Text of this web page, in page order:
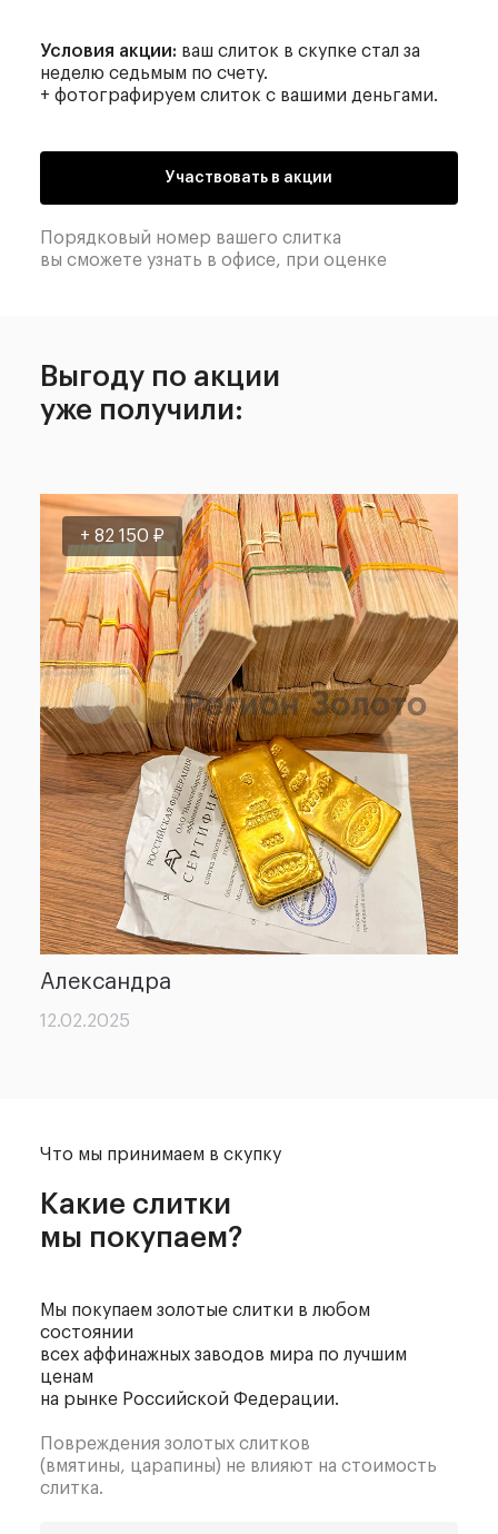
Условия акции: ваш слиток в скупке стал за
неделю седьмым по счету.
+ фотографируем слиток с вашими деньгами.
Участвовать в акции
Порядковый номер вашего слитка
вы сможете узнать в офисе, при оценке
Выгоду по акции
уже получили:
+ 32 860 ₽
Что мы принимаем в скупку
Какие слитки
мы покупаем?
Мы покупаем золотые слитки в любом
состоянии
всех аффинажных заводов мира по лучшим
ценам
на рынке Российской Федерации.
Повреждения золотых слитков
(вмятины, царапины) не влияют на стоимость
слитка.